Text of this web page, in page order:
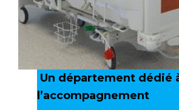
Un département dédié
l’accompagnement